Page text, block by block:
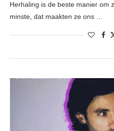
Herhaling is de beste manier om
minste, dat maakten ze ons …